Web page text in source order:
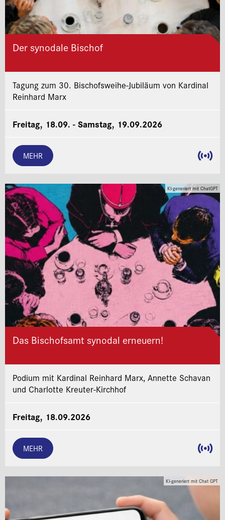
Der synodale Bischof
Tagung zum 30. Bischofsweihe-Jubiläum von Kardinal
Reinhard Marx
Freitag, 18.09. - Samstag, 19.09.2026
MEHR
KI-generiert mit ChatGPT
Das Bischofsamt synodal erneuern!
Podium mit Kardinal Reinhard Marx, Annette Schavan
und Charlotte Kreuter-Kirchhof
Freitag, 18.09.2026
MEHR
KI-generiert mit Chat GPT